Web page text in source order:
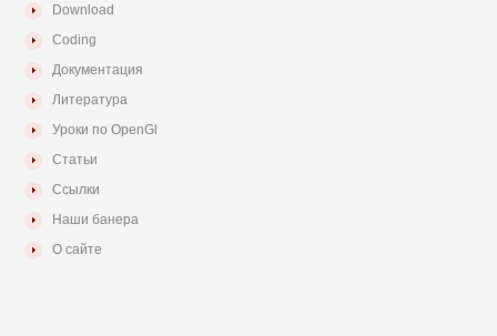
Download
Coding
Документация
Литература
Уроки по OpenGl
Статьи
Ссылки
Наши банера
О сайте